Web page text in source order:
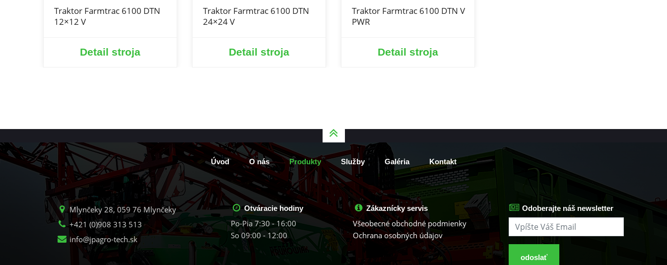
Traktor Farmtrac 6100 DTN
12×12 V
Detail stroja
Traktor Farmtrac 6100 DTN
24×24 V
Detail stroja
Traktor Farmtrac 6100 DTN V
PWR
Detail stroja
Úvod O nás Produkty Služby Galéria Kontakt
Mlynčeky 28, 059 76 Mlynčeky
+421 (0)908 313 513
info@jpagro-tech.sk
Otváracie hodiny
Po-Pia 7:30 - 16:00
So 09:00 - 12:00
Zákaznícky servis
Všeobecné obchodné podmienky
Ochrana osobných údajov
Odoberajte náš newsletter
odoslať